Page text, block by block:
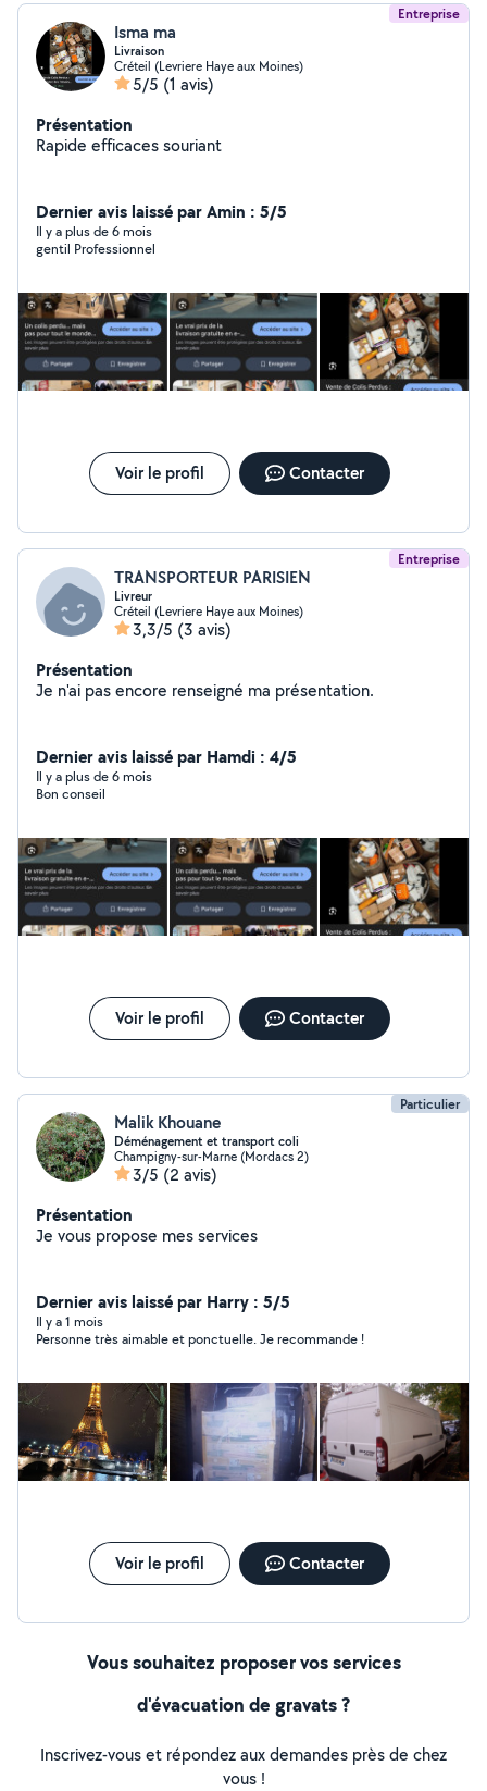
Entreprise
Isma ma
Livraison
Créteil (Levriere Haye aux Moines)
5/5 (1 avis)
Présentation
Rapide efficaces souriant
Dernier avis laissé par Amin : 5/5
Il y a plus de 6 mois
gentil Professionnel
Voir le profil Contacter
Entreprise
TRANSPORTEUR PARISIEN
Livreur
Créteil (Levriere Haye aux Moines)
3,3/5 (3 avis)
Présentation
Je n'ai pas encore renseigné ma présentation.
Dernier avis laissé par Hamdi : 4/5
Il y a plus de 6 mois
Bon conseil
Voir le profil Contacter
Particulier
Malik Khouane
Déménagement et transport coli
Champigny-sur-Marne (Mordacs 2)
3/5 (2 avis)
Présentation
Je vous propose mes services
Dernier avis laissé par Harry : 5/5
Il y a 1 mois
Personne très aimable et ponctuelle. Je recommande !
Voir le profil Contacter
Vous souhaitez proposer vos services
d'évacuation de gravats ?
Inscrivez-vous et répondez aux demandes près de chez
vous !